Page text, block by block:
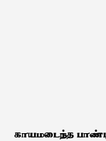
காயமடைந்த